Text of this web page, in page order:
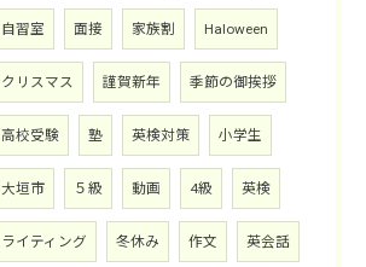
自習室 面接 家族割 Haloween
クリスマス 謹賀新年 季節の御挨拶
高校受験 塾 英検対策 小学生
大垣市 ５級 動画 4級 英検
ライティング 冬休み 作文 英会話